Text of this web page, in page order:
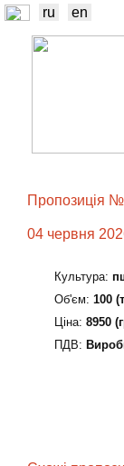
ru en
Пропозиція
04 червня
Культура:
Об'єм: 100
Ціна: 8950
ПДВ: